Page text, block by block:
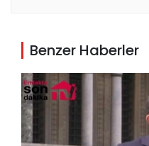
Benzer Haberler